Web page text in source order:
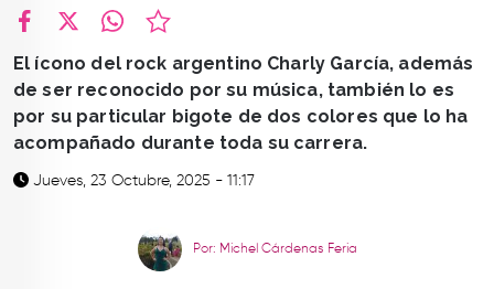
El ícono del rock argentino Charly García, además
de ser reconocido por su música, también lo es
por su particular bigote de dos colores que lo ha
acompañado durante toda su carrera.
Jueves, 23 Octubre, 2025 - 11:17
Por: Michel Cárdenas Feria